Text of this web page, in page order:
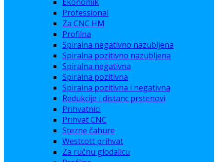
Professional
Za CNC HM
Profilna
Spiralna negativno nazubljena
Spiralna pozitivno nazubljena
Spiralna negativna
Spiralna pozitivna
Spiralna pozitivna i negativna
Redukcije i distanc prstenovi
Prihvatnici
Prihvat CNC
Stezne čahure
Westcott prihvat
Za ručnu glodalicu